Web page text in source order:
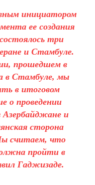
инициатором
ее создания
три
и Стамбуле.
прошедшем в
в Стамбуле, мы
в итоговом
о проведении
Азербайджане и
сторона
считаем, что
пройти в
Гаджизаде.